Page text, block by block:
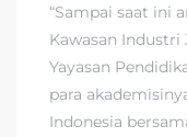
“Sampai saat ini
Kawasan Industri
Yayasan
para
Indonesia